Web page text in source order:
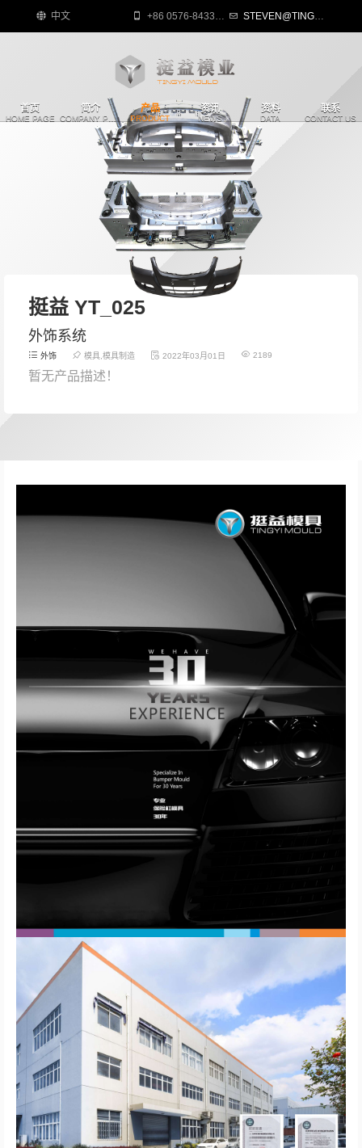
首页
HOME PAGE
简介
COMPANY PROFILE
产品
PRODUCT
资讯
NEWS
资料
DATA
联系
CONTACT US
中文 +86 0576-84335818 STEVEN@TINGYIMOULD.COM
挺益 YT_025
外饰系统
外饰 模具,模具制造 2022年03月01日 2189
暂无产品描述！